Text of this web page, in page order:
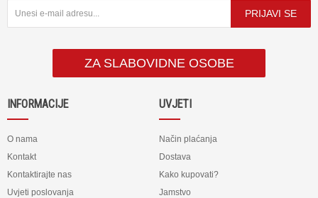
PRIJAVI SE
ZA SLABOVIDNE OSOBE
INFORMACIJE
O nama
Kontakt
Kontaktirajte nas
Uvjeti poslovanja
UVJETI
Način plaćanja
Dostava
Kako kupovati?
Jamstvo